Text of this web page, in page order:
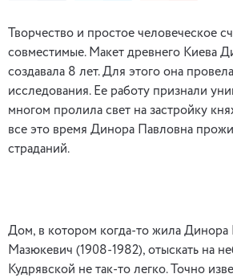
Творчество и простое человеческое
совместимые. Макет древнего Киева
создавала 8 лет. Для этого она
исследования. Ее работу признали
многом пролила свет на застройку
все это время Динора Павловна
страданий.
Дом, в котором когда-то жила Динора
Мазюкевич (1908-1982), отыскать на
Кудрявской не так-то легко. Точно